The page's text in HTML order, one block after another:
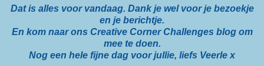
Dat is alles voor vandaag. Dank je wel voor je bezoekje
en je berichtje.
En kom naar ons Creative Corner Challenges blog om
mee te doen.
Nog een hele fijne dag voor jullie, liefs Veerle x